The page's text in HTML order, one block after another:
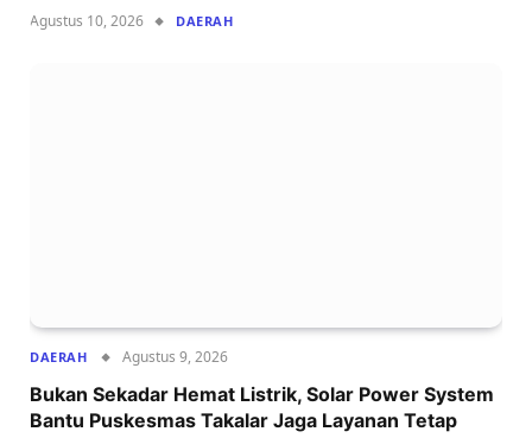
Agustus 10, 2026 DAERAH
DAERAH Agustus 9, 2026
Bukan Sekadar Hemat Listrik, Solar Power System
Bantu Puskesmas Takalar Jaga Layanan Tetap